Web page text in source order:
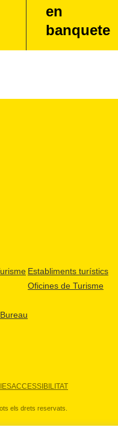
en
banquete
Establiments turístics
Oficines de Turisme
ACCESSIBILITAT
els drets reservats.